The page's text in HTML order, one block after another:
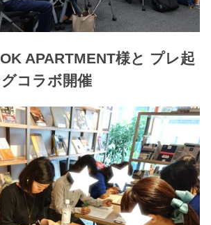
APARTMENT様と プレ起
コラボ開催